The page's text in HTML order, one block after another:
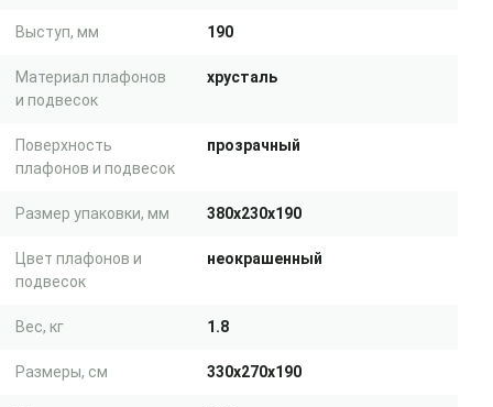
Выступ, мм 190
Материал плафонов
и подвесок
хрусталь
Поверхность
плафонов и подвесок
прозрачный
Размер упаковки, мм 380x230x190
Цвет плафонов и
подвесок
неокрашенный
Вес, кг 1.8
Размеры, см 330x270x190